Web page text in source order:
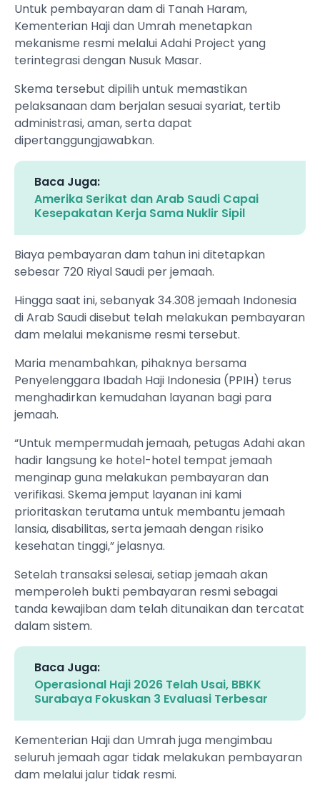
Untuk pembayaran dam di Tanah Haram,
Kementerian Haji dan Umrah menetapkan
mekanisme resmi melalui Adahi Project yang
terintegrasi dengan Nusuk Masar.
Skema tersebut dipilih untuk memastikan
pelaksanaan dam berjalan sesuai syariat, tertib
administrasi, aman, serta dapat
dipertanggungjawabkan.
Baca Juga:
Amerika Serikat dan Arab Saudi Capai
Kesepakatan Kerja Sama Nuklir Sipil
Biaya pembayaran dam tahun ini ditetapkan
sebesar 720 Riyal Saudi per jemaah.
Hingga saat ini, sebanyak 34.308 jemaah Indonesia
di Arab Saudi disebut telah melakukan pembayaran
dam melalui mekanisme resmi tersebut.
Maria menambahkan, pihaknya bersama
Penyelenggara Ibadah Haji Indonesia (PPIH) terus
menghadirkan kemudahan layanan bagi para
jemaah.
“Untuk mempermudah jemaah, petugas Adahi akan
hadir langsung ke hotel-hotel tempat jemaah
menginap guna melakukan pembayaran dan
verifikasi. Skema jemput layanan ini kami
prioritaskan terutama untuk membantu jemaah
lansia, disabilitas, serta jemaah dengan risiko
kesehatan tinggi,” jelasnya.
Setelah transaksi selesai, setiap jemaah akan
memperoleh bukti pembayaran resmi sebagai
tanda kewajiban dam telah ditunaikan dan tercatat
dalam sistem.
Baca Juga:
Operasional Haji 2026 Telah Usai, BBKK
Surabaya Fokuskan 3 Evaluasi Terbesar
Kementerian Haji dan Umrah juga mengimbau
seluruh jemaah agar tidak melakukan pembayaran
dam melalui jalur tidak resmi.